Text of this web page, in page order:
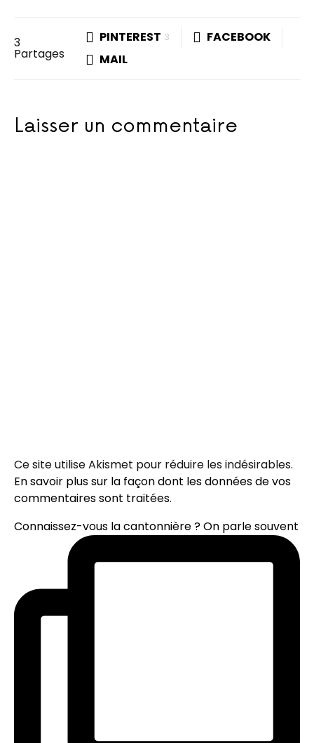
3
Partages
PINTEREST 3
FACEBOOK
MAIL
Laisser un commentaire
Ce site utilise Akismet pour réduire les indésirables.
En savoir plus sur la façon dont les données de vos
commentaires sont traitées.
Connaissez-vous la cantonnière ? On parle souvent